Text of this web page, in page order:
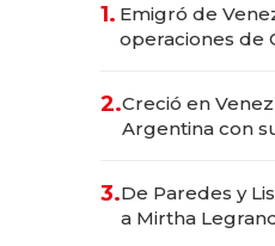
1. Emigró de
operaciones de
2.Creció en
Argentina con
las marcas
3.De Paredes y
a Mirtha